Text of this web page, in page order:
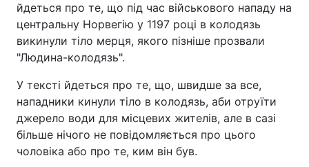
йдеться про те, що під час військового нападу на
центральну Норвегію у 1197 році в колодязь
викинули тіло мерця, якого пізніше прозвали
"Людина-колодязь".
У тексті йдеться про те, що, швидше за все,
нападники кинули тіло в колодязь, аби отруїти
джерело води для місцевих жителів, але в сазі
більше нічого не повідомляється про цього
чоловіка або про те, ким він був.